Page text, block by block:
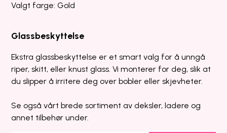
Valgt farge: Gold
Glassbeskyttelse
Ekstra glassbeskyttelse er et smart valg for å unngå
riper, skitt, eller knust glass. Vi monterer for deg, slik at
du slipper å irritere deg over bobler eller skjevheter.
Se også vårt brede sortiment av deksler, ladere og
annet tilbehør under.